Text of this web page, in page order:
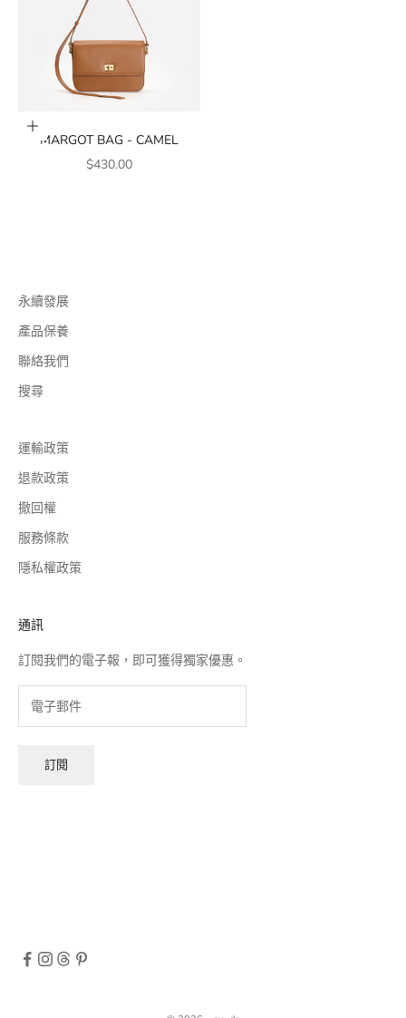
加入購物車
MARGOT BAG - CAMEL
銷售價格
$430.00
永續發展
產品保養
聯絡我們
搜尋
運輸政策
退款政策
撤回權
服務條款
隱私權政策
通訊
訂閱我們的電子報，即可獲得獨家優惠。
訂閱